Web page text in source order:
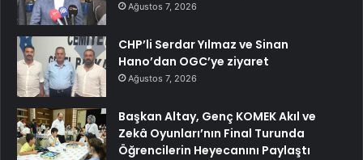
Ağustos 7, 2026
CHP’li Serdar Yılmaz ve Sinan
Hano’dan OGC’ye ziyaret
Ağustos 7, 2026
Başkan Altay, Genç KOMEK Akıl ve
Zekâ Oyunları’nın Final Turunda
Öğrencilerin Heyecanını Paylaştı